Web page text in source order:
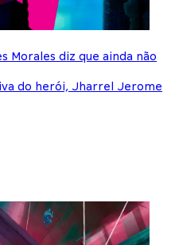
Morales diz que ainda não
do herói, Jharrel Jerome